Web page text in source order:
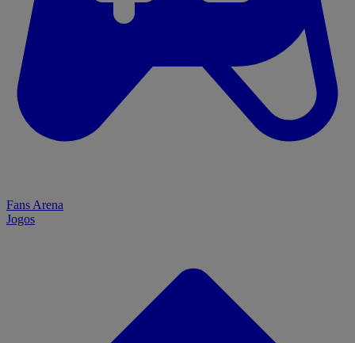
Fans Arena
Jogos